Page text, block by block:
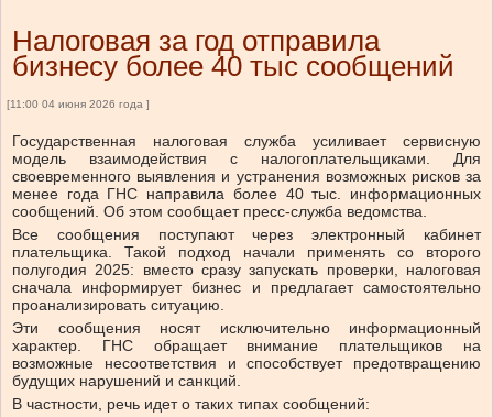
Налоговая за год отправила
бизнесу более 40 тыс сообщений
[11:00 04 июня 2026 года ]
Государственная налоговая служба усиливает сервисную
модель взаимодействия с налогоплательщиками. Для
своевременного выявления и устранения возможных рисков за
менее года ГНС ​​направила более 40 тыс. информационных
сообщений. Об этом сообщает пресс-служба ведомства.
Все сообщения поступают через электронный кабинет
плательщика. Такой подход начали применять со второго
полугодия 2025: вместо сразу запускать проверки, налоговая
сначала информирует бизнес и предлагает самостоятельно
проанализировать ситуацию.
Эти сообщения носят исключительно информационный
характер. ГНС обращает внимание плательщиков на
возможные несоответствия и способствует предотвращению
будущих нарушений и санкций.
В частности, речь идет о таких типах сообщений: